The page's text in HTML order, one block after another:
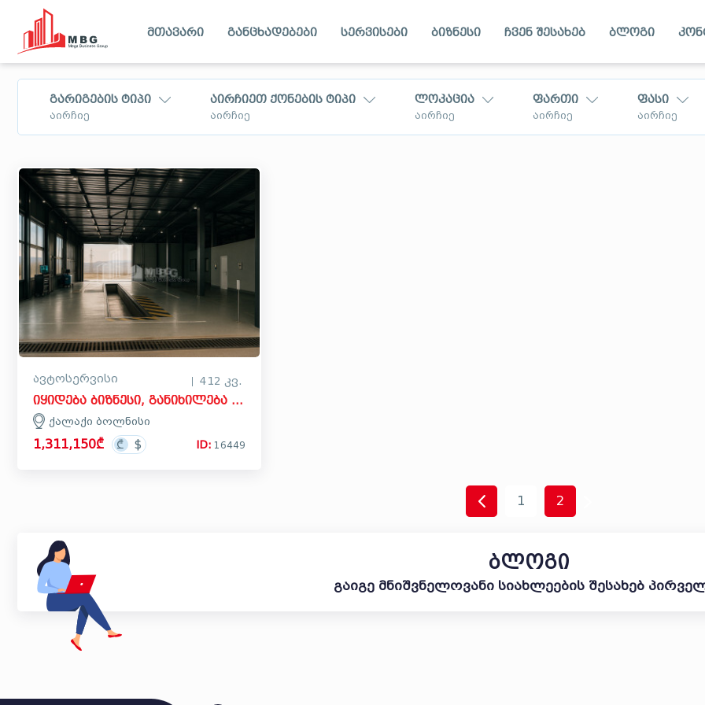
მთავარი განცხადებები სერვისები ბიზნესი ჩვენ შესახებ ბლოგი
გარიგების ტიპი
აირჩიე
გირავდება
ქირავდება
დღიურად
ქირავდება
იცვლება
იყიდება ბიზნესი,
განიხილება
ინვესტიცია
აირჩიეთ ქონების ტიპი
აირჩიე
სახლი - აგარაკი
კომერციული ფართი
ბიზნესი
ბინა
ლოკაცია
აირჩიე
ფართი
აირჩიე
ფასი
აირჩიე
თბილისი
შიდა ქართლი
მცხეთა - მთიანეთი
ლეჩხუმი
ავტოსერვისი 412 კვ.
იყიდება ბიზნესი, განიხილება ინვესტიცია ავტოსერვისი კომერციული ფართი ქალაქ ბოლნისში, ბოლნისის
ქალაქი ბოლნისი
1,311,150₾ ID: 16449
1 2
ბლოგი
გაიგე მნიშვნელოვანი სიახლეების შესახებ